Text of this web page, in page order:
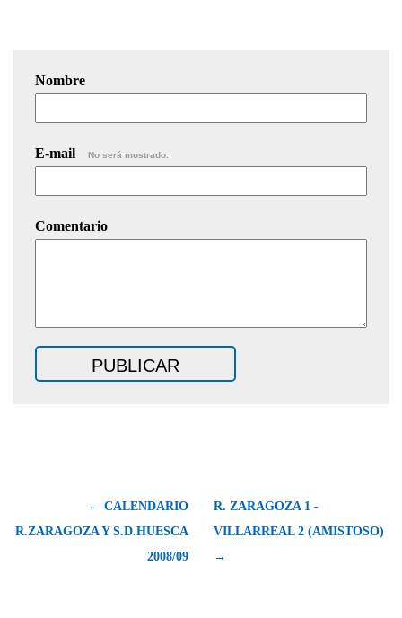
Nombre
E-mail No será mostrado.
Comentario
← CALENDARIO
R.ZARAGOZA Y S.D.HUESCA
2008/09
R. ZARAGOZA 1 -
VILLARREAL 2 (AMISTOSO)
→